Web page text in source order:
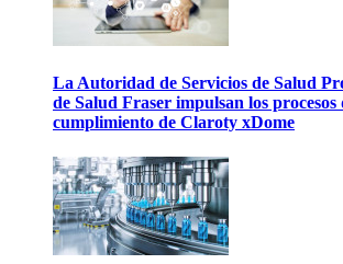
La Autoridad de Servicios de Salud
de Salud Fraser impulsan los
cumplimiento de Claroty xDome